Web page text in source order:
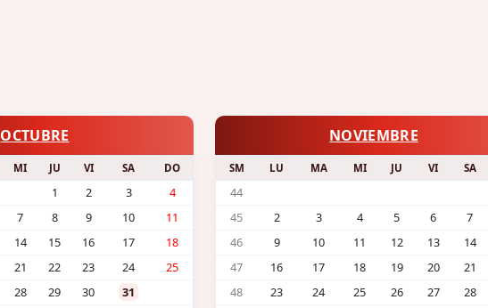
OCTUBRE
MI JU VI SA DO
1 2 3
4
7 8 9 10
11
14 15 16 17
18
21 22 23 24
25
28 29 30 31
NOVIEMBRE
SM LU MA MI JU VI SA
44
45
2 3 4 5 6 7
46
9 10 11 12 13 14
47
16 17 18 19 20 21
48
23 24 25 26 27 28